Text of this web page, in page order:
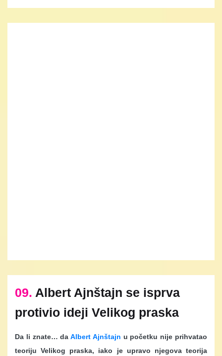
09. Albert Ajnštajn se isprva
protivio ideji Velikog praska
Da li znate… daAlbert Ajnštajn u početku nije prihvatao
teoriju Velikog praska, iako je upravo njegova teorija